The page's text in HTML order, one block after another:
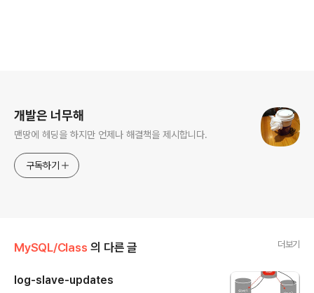
개발은 너무해
맨땅에 헤딩을 하지만 언제나 해결책을 제시합니다.
구독하기
MySQL/Class 의 다른 글 더보기
log-slave-updates